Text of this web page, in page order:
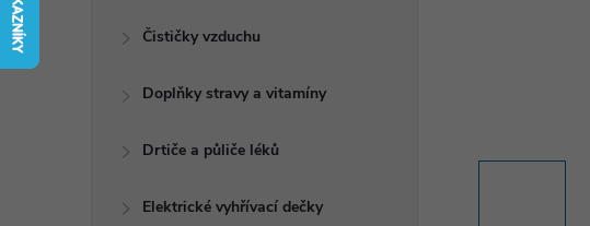
Čističky vzduchu
Doplňky stravy a vitamíny
Drtiče a půliče léků
Elektrické vyhřívací dečky